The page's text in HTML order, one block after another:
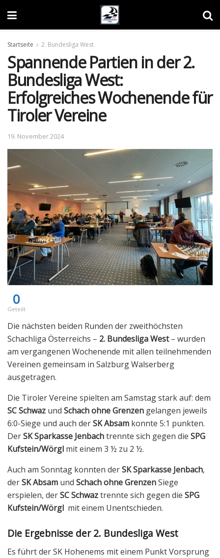
Startseite 2. Bundesliga West
Spannende Partien in der 2.
Bundesliga West:
Erfolgreiches Wochenende für
Tiroler Vereine
19. November 2024
0
Geteilt
Die nächsten beiden Runden der zweithöchsten
Schachliga Österreichs – 2. Bundesliga West– wurden
am vergangenen Wochenende mit allen teilnehmenden
Vereinen gemeinsam in Salzburg Walserberg
ausgetragen.
Die Tiroler Vereine spielten am Samstag stark auf: dem
SC Schwaz und Schach ohne Grenzen gelangen jeweils
6:0-Siege und auch derSK Absam konnte 5:1 punkten.
DerSK Sparkasse Jenbachtrennte sich gegen die SPG
Kufstein/Wörgl mit einem 3 ½ zu 2 ½.
Auch am Sonntag konnten derSK Sparkasse Jenbach,
derSK Absam und Schach ohne GrenzenSiege
erspielen, derSC Schwaztrennte sich gegen die SPG
Kufstein/Wörgl mit einem Unentschieden.
Die Ergebnisse der 2. Bundesliga West
Es führt der SK Hohenems mit einem Punkt Vorsprung